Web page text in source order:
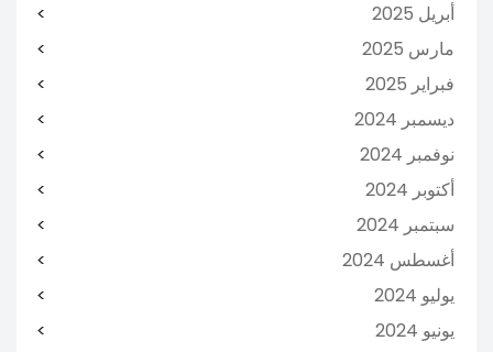
أبريل 2025
مارس 2025
فبراير 2025
ديسمبر 2024
نوفمبر 2024
أكتوبر 2024
سبتمبر 2024
أغسطس 2024
يوليو 2024
يونيو 2024